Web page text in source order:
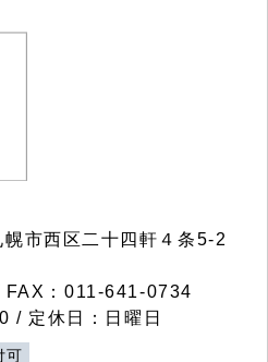
市西区二十四軒４条5-2
：011-641-0734
/ 定休日：日曜日
可